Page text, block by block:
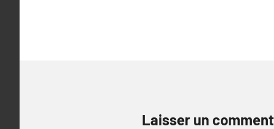
Laisser un